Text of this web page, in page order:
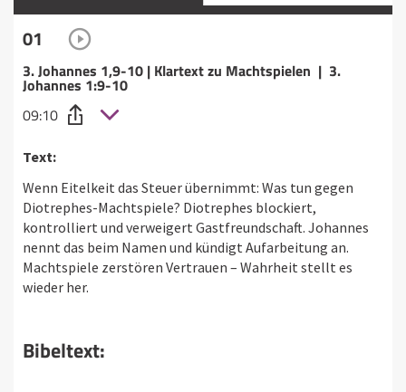
01
3. Johannes 1,9-10 | Klartext zu Machtspielen | 3.
Johannes 1:9-10
09:10
Text:
Wenn Eitelkeit das Steuer übernimmt: Was tun gegen
Diotrephes-Machtspiele? Diotrephes blockiert,
kontrolliert und verweigert Gastfreundschaft. Johannes
nennt das beim Namen und kündigt Aufarbeitung an.
Machtspiele zerstören Vertrauen – Wahrheit stellt es
wieder her.
Bibeltext: